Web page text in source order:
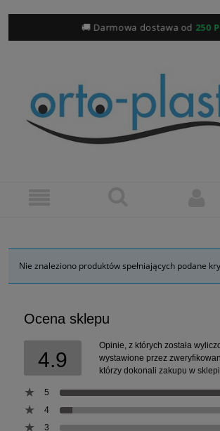
🚚 Darmowa dostawa od 250
Nie znaleziono produktów spełniających podane
Ocena sklepu
4.9
Opinie, z których została
wystawione przez
którzy dokonali zakupu w
5
4
3